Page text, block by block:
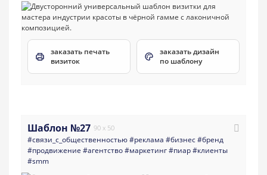
заказать печать
визиток
заказать дизайн
по шаблону
Шаблон №27 90 x 50
#связи_с_общественностью#реклама #бизнес#бренд
#продвижение #агентство#маркетинг#пиар#клиенты
#smm